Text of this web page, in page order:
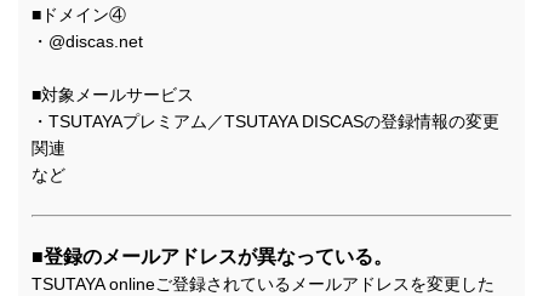
■ドメイン④
・@discas.net
■対象メールサービス
・TSUTAYAプレミアム／TSUTAYA DISCASの登録情報の変更
関連
など
■登録のメールアドレスが異なっている。
TSUTAYA onlineご登録されているメールアドレスを変更した